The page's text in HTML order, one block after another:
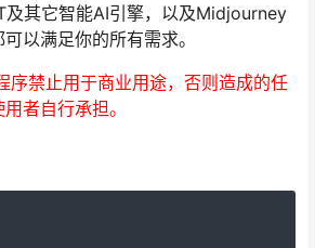
其它智能AI引擎，以及Midjourney
以满足你的所有需求。
序禁止用于商业用途，否则造成的任
者自行承担。